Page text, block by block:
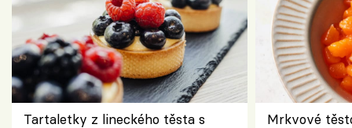
Tartaletky z lineckého těsta s
Mrkvové